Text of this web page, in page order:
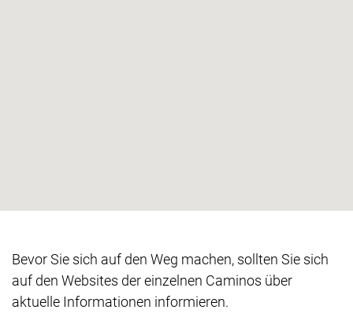
Bevor Sie sich auf den Weg machen, sollten Sie sich
auf den Websites der einzelnen Caminos über
aktuelle Informationen informieren.